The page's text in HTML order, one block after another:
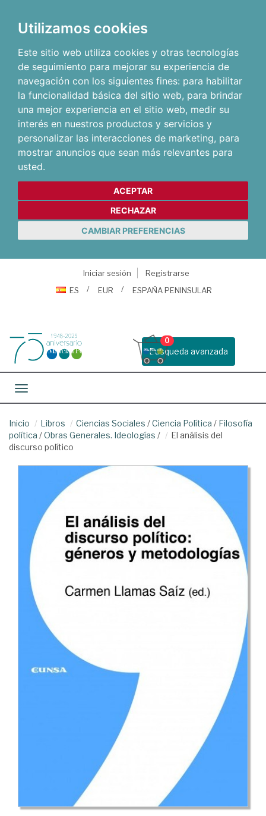
Utilizamos cookies
Este sitio web utiliza cookies y otras tecnologías
de seguimiento para mejorar su experiencia de
navegación con los siguientes fines: para habilitar
la funcionalidad básica del sitio web, para brindar
una mejor experiencia en el sitio web, medir su
interés en nuestros productos y servicios y
personalizar las interacciones de marketing, para
mostrar anuncios que sean más relevantes para
usted.
ACEPTAR
RECHAZAR
CAMBIAR PREFERENCIAS
Iniciar sesión
Registrarse
ES
EUR ESPAÑA PENINSULAR
Busqueda avanzada
0
Toggle navigation
Inicio Libros Ciencias Sociales /Ciencia Política / Filosofía
política /Obras Generales. Ideologías /
El análisis del
discurso político